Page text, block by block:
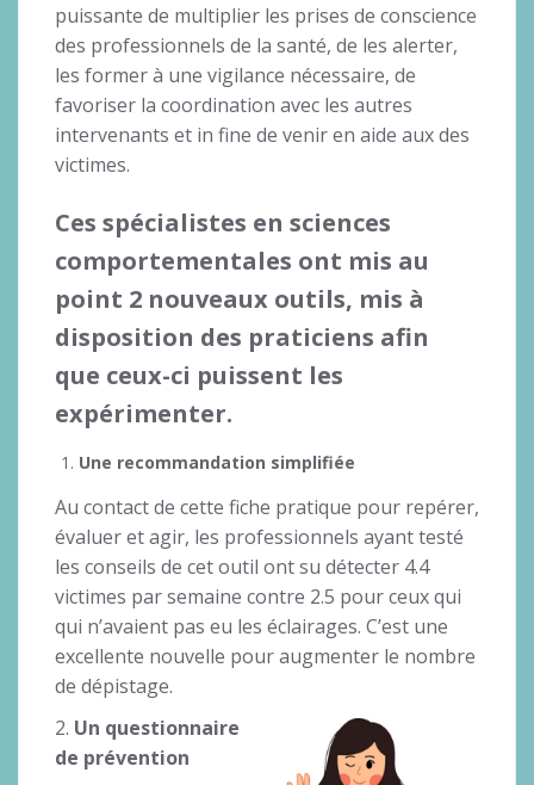
puissante de multiplier les prises de conscience
des professionnels de la santé, de les alerter,
les former à une vigilance nécessaire, de
favoriser la coordination avec les autres
intervenants et in fine de venir en aide aux des
victimes.
Ces spécialistes en sciences
comportementales ont mis au
point 2 nouveaux outils, mis à
disposition des praticiens afin
que ceux-ci puissent les
expérimenter.
Une recommandation simplifiée
Au contact de cette fiche pratique pour repérer,
évaluer et agir, les professionnels ayant testé
les conseils de cet outil ont su détecter 4.4
victimes par semaine contre 2.5 pour ceux qui
qui n’avaient pas eu les éclairages. C’est une
excellente nouvelle pour augmenter le nombre
de dépistage.
2. Un questionnaire
de prévention